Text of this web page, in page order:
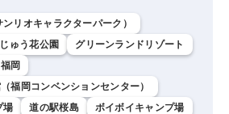
リオキャラクターパーク）
ゅう花公園
グリーンランドリゾート
岡
福岡コンベンションセンター）
場
道の駅桜島 ボイボイキャンプ場